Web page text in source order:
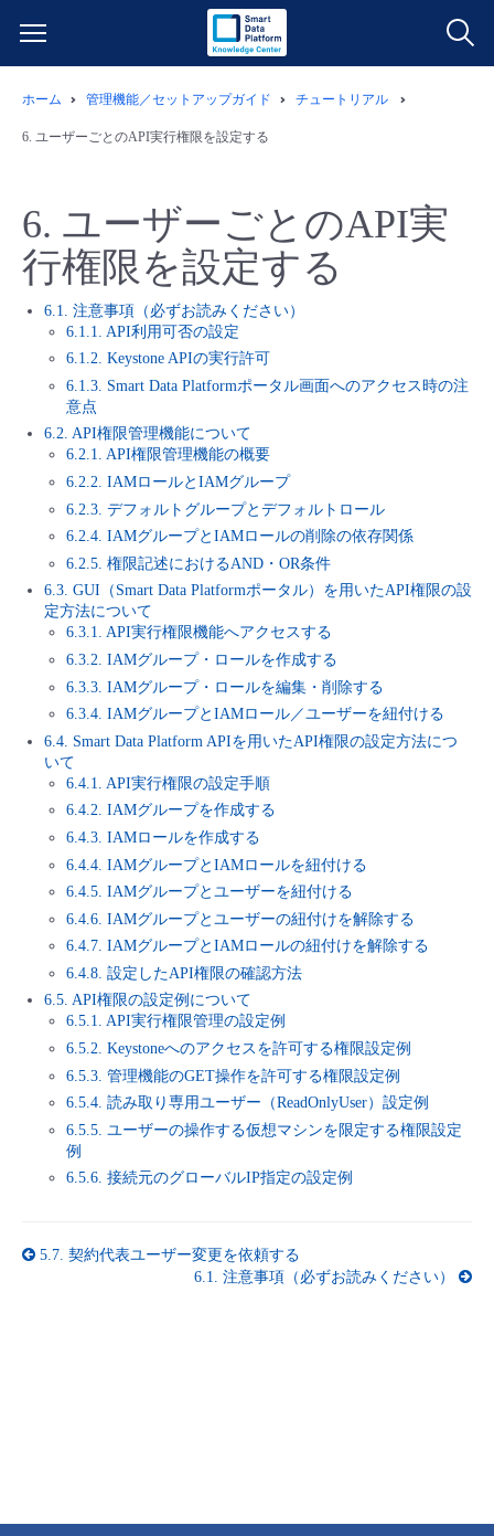
サービス一覧
クラウド/サーバー
IoT
モニタリング/監査
サポート
管理機能
すべてのメニューを見る
データ利活用
ネットワーク
IoT
モニタリング/監査
サポート
管理機能
すべてのメニューを見る
料金情報
データ利活用
クラウド/サーバー
ネットワーク
モニタリング/監査
サポート
すべてのメニューを見る
ご利用開始ガイド
■ 管理機能
- 管理機能
■ セットアップガイド
- 新規お申し込み方法
- 初期設定・確認
- ユーザー機能の管理
- 登録情報の管理
- APIリファレンス
■ 基本構築ガイド
- クラウド / サーバー
- Flexible InterConnect
- Flexible Remote Access
- vUTM2
ユースケース
- バックアップ
- セキュリティ・監査
- データと分析
- IoT
- マルチクラウド利用
- リモートワーク
- ITインフラストラクチャー
- その他
故障/メンテナンス情報
サービス稼働状況
故障/メンテナンス履歴
メンテナンス予定
定期メンテナンス
パートナー
販売パートナー向けプログラム
協業パートナー
トレーニング/操作動画
脱炭素化
ホーム 管理機能／セットアップガイド チュートリアル
6. ユーザーごとのAPI実行権限を設定する
6. ユーザーごとのAPI実
行権限を設定する
6.1. 注意事項（必ずお読みください）
6.1.1. API利用可否の設定
6.1.2. Keystone APIの実行許可
6.1.3. Smart Data Platformポータル画面へのアクセス時の注
意点
6.2. API権限管理機能について
6.2.1. API権限管理機能の概要
6.2.2. IAMロールとIAMグループ
6.2.3. デフォルトグループとデフォルトロール
6.2.4. IAMグループとIAMロールの削除の依存関係
6.2.5. 権限記述におけるAND・OR条件
6.3. GUI（Smart Data Platformポータル）を用いたAPI権限の設
定方法について
6.3.1. API実行権限機能へアクセスする
6.3.2. IAMグループ・ロールを作成する
6.3.3. IAMグループ・ロールを編集・削除する
6.3.4. IAMグループとIAMロール／ユーザーを紐付ける
6.4. Smart Data Platform APIを用いたAPI権限の設定方法につ
いて
6.4.1. API実行権限の設定手順
6.4.2. IAMグループを作成する
6.4.3. IAMロールを作成する
6.4.4. IAMグループとIAMロールを紐付ける
6.4.5. IAMグループとユーザーを紐付ける
6.4.6. IAMグループとユーザーの紐付けを解除する
6.4.7. IAMグループとIAMロールの紐付けを解除する
6.4.8. 設定したAPI権限の確認方法
6.5. API権限の設定例について
6.5.1. API実行権限管理の設定例
6.5.2. Keystoneへのアクセスを許可する権限設定例
6.5.3. 管理機能のGET操作を許可する権限設定例
6.5.4. 読み取り専用ユーザー（ReadOnlyUser）設定例
6.5.5. ユーザーの操作する仮想マシンを限定する権限設定
例
6.5.6. 接続元のグローバルIP指定の設定例
5.7. 契約代表ユーザー変更を依頼する
6.1. 注意事項（必ずお読みください）